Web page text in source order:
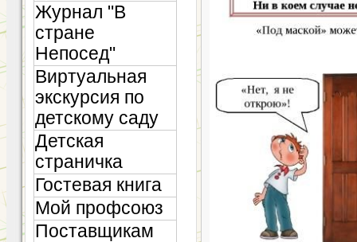
Журнал "В
стране
Непосед"
Виртуальная
экскурсия по
детскому саду
Детская
страничка
Гостевая книга
Мой профсоюз
Поставщикам